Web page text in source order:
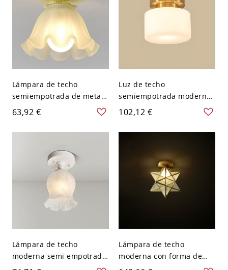
Lámpara de techo
semiempotrada de metal
verde con pantalla de
vidrio esmerilado en
forma de flor - 110 A 120
63,92 €
Luz de techo
semiempotrada moderna
de cilindro blanco con
pantalla de vidrio
esmerilado - 110 A 120 V
102,12 €
Lámpara de techo
moderna semi empotrada
de metal elegante con
Lámpara de techo
moderna con forma de
estrella de metal y luces